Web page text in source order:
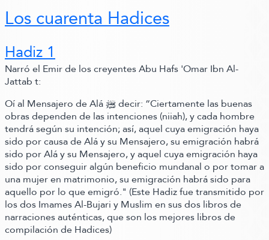
Los cuarenta Hadices
Hadiz 1
Narró el Emir de los creyentes Abu Hafs 'Omar Ibn Al-
Jattab t:
Oí al Mensajero de Alá ﷺ‬ decir: “Ciertamente las buenas
obras dependen de las intenciones(niiah), y cada hombre
tendrá según su intención; así, aquel cuya emigración haya
sido por causa de Alá y su Mensajero, su emigración habrá
sido por Alá y su Mensajero, y aquel cuya emigración haya
sido por conseguir algún beneficio mundanal o por tomar a
una mujer en matrimonio, su emigración habrá sido para
aquello por lo que emigró." (Este Hadiz fue transmitido por
los dos Imames Al-Bujari y Muslim en sus dos libros de
narraciones auténticas, que son los mejores libros de
compilación de Hadices)